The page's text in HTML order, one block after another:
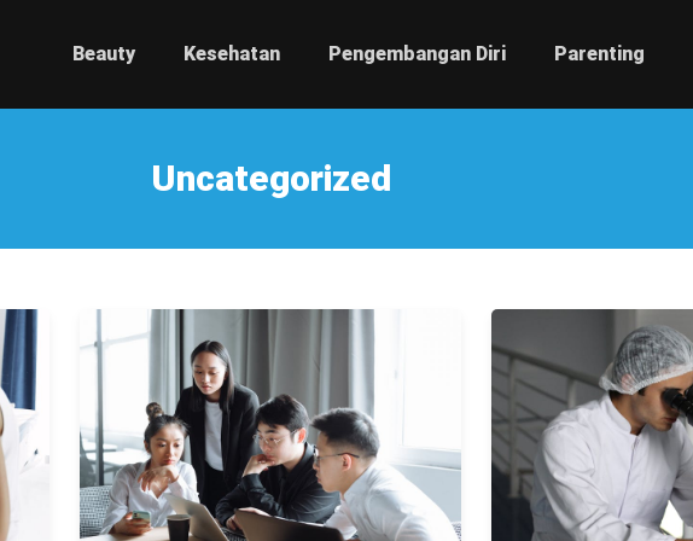
Beauty Kesehatan Pengembangan Diri Parenting
Uncategorized